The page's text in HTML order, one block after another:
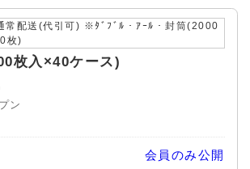
常配送(代引可) ※ﾀﾞﾌﾞﾙ・ｱｰﾙ・封筒(2000
枚)
枚入×40ケース)
ン
会員のみ公開